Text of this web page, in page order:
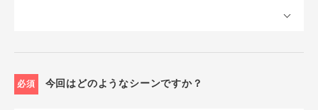
必須 今回はどのようなシーンですか？